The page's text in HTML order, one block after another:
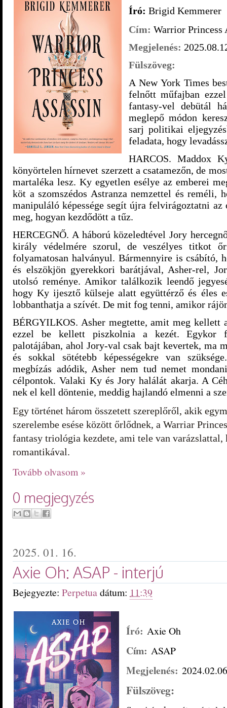
Író: Brigid Kemmerer
Cím: Warrior Princess
Megjelenés:
Fülszöveg:
A New York Times
felnőtt műfajban
fantasy-vel debütál
meglepő módon
sarj politikai
feladata, hogy
HARCOS. Maddox
könyörtelen hírnevet szerzett a csatamezőn, de
martaléka lesz. Ky egyetlen esélye az emberei
köt a szomszédos Astranza nemzettel és reméli,
manipuláló képessége segít újra felvirágoztatni az
meg, hogyan kezdődött a tűz.
HERCEGNŐ. A háború közeledtével Jory
király védelmére szorul, de veszélyes titkot
folyamatosan halványul. Bármennyire is csábító,
és elszökjön gyerekkori barátjával, Asher-rel,
utolsó reménye. Amikor találkozik leendő
hogy Ky ijesztő külseje alatt együttérző és éles
lobbanthatja a szívét. De mit fog tenni, amikor
BÉRGYILKOS. Asher megtette, amit meg kellett
ezzel be kellett piszkolnia a kezét. Egykor
palotájában, ahol Jory-val csak bajt kevertek, ma
és sokkal sötétebb képességekre van
megbízás adódik, Asher nem tud nemet
célpontok. Valaki Ky és Jory halálát akarja. A
nek el kell döntenie, meddig hajlandó elmenni a
Egy történet három összetett szereplőről, akik
szerelembe esése között őrlődnek, a Warriar
fantasy triológia kezdete, ami tele van varázslattal,
romantikával.
Tovább olvasom »
0 megjegyzés
2025. 01. 16.
Axie Oh: ASAP - interjú
Bejegyezte: Perpetuadátum: 11:39
Író: Axie Oh
Cím: ASAP
Megjelenés:
Fülszöveg: